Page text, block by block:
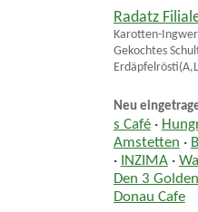
Radatz
Karotten-
Gekochtes
Neu
s Café·
Amstetten ·
·
INZIMA·
Den 3
Donau Cafe